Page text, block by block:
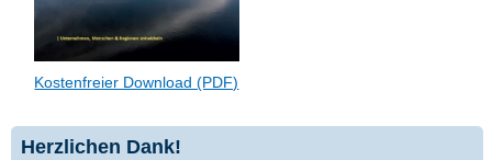
Kostenfreier Download (PDF)
Herzlichen Dank!